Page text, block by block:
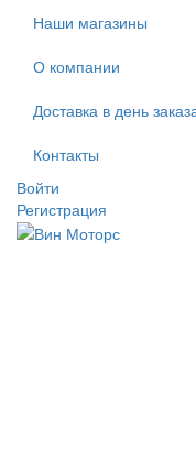
Наши магазины
О компании
Доставка в день
Контакты
Войти
Регистрация